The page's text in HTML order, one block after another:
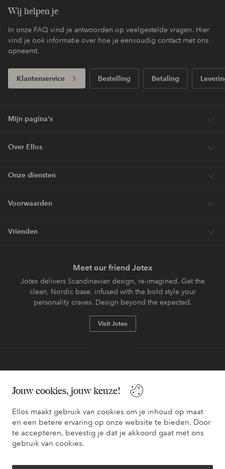
Jouw cookies, jouw keuze!
Ellos maakt gebruik van cookies om je inhoud op maat
en een betere ervaring op onze website te bieden. Door
te accepteren, bevestig je dat je akkoord gaat met ons
gebruik van cookies.
Wij helpen je
In onze FAQ vind je antwoorden op veelgestelde vragen. Hier
vind je ook informatie over hoe je eenvoudig contact met ons
opneemt.
Klantenservice Bestelling Betaling
Mijn pagina's
Over Ellos
Onze diensten
Voorwaarden
Vrienden
Meet our friend Jotex
Jotex delivers Scandinavian design, re-imagined. Get the
clean, Nordic base, infused with the bold style your
personality craves. Design beyond the expected.
Visit Jotex
Wil je meer weten over
onze betaalopties